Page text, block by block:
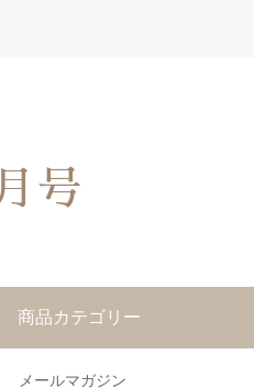
号
商品カテゴリー
メールマガジン